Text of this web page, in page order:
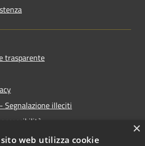
trasparente
Segnalazione illeciti
×
web utilizza cookie